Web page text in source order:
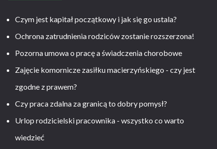
Czym jest kapitał początkowy i jak się go ustala?
Ochrona zatrudnienia rodziców zostanie rozszerzona!
Pozorna umowa o pracę a świadczenia chorobowe
Zajęcie komornicze zasiłku macierzyńskiego - czy jest
zgodne z prawem?
Czy praca zdalna za granicą to dobry pomysł?
Urlop rodzicielski pracownika - wszystko co warto
wiedzieć